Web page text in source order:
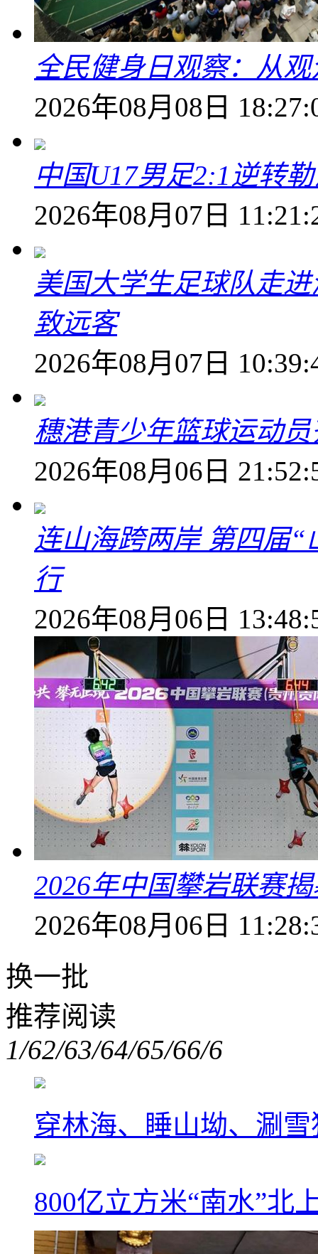
全民健身日观察：从
2026年08月08日
中国U17男足2:1逆转
2026年08月07日
美国大学生足球队走
致远客
2026年08月07日
穗港青少年篮球运动
2026年08月06日
连山海跨两岸 第四届
行
2026年08月06日
2026年中国攀岩联赛
2026年08月06日
换一批
推荐阅读
1/62/63/64/65/66/6
穿林海、睡山坳、涮
800亿立方米“南水”北